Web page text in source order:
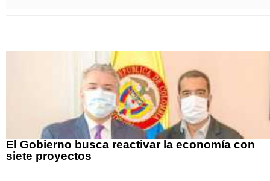
El Gobierno busca reactivar la economía con
siete proyectos